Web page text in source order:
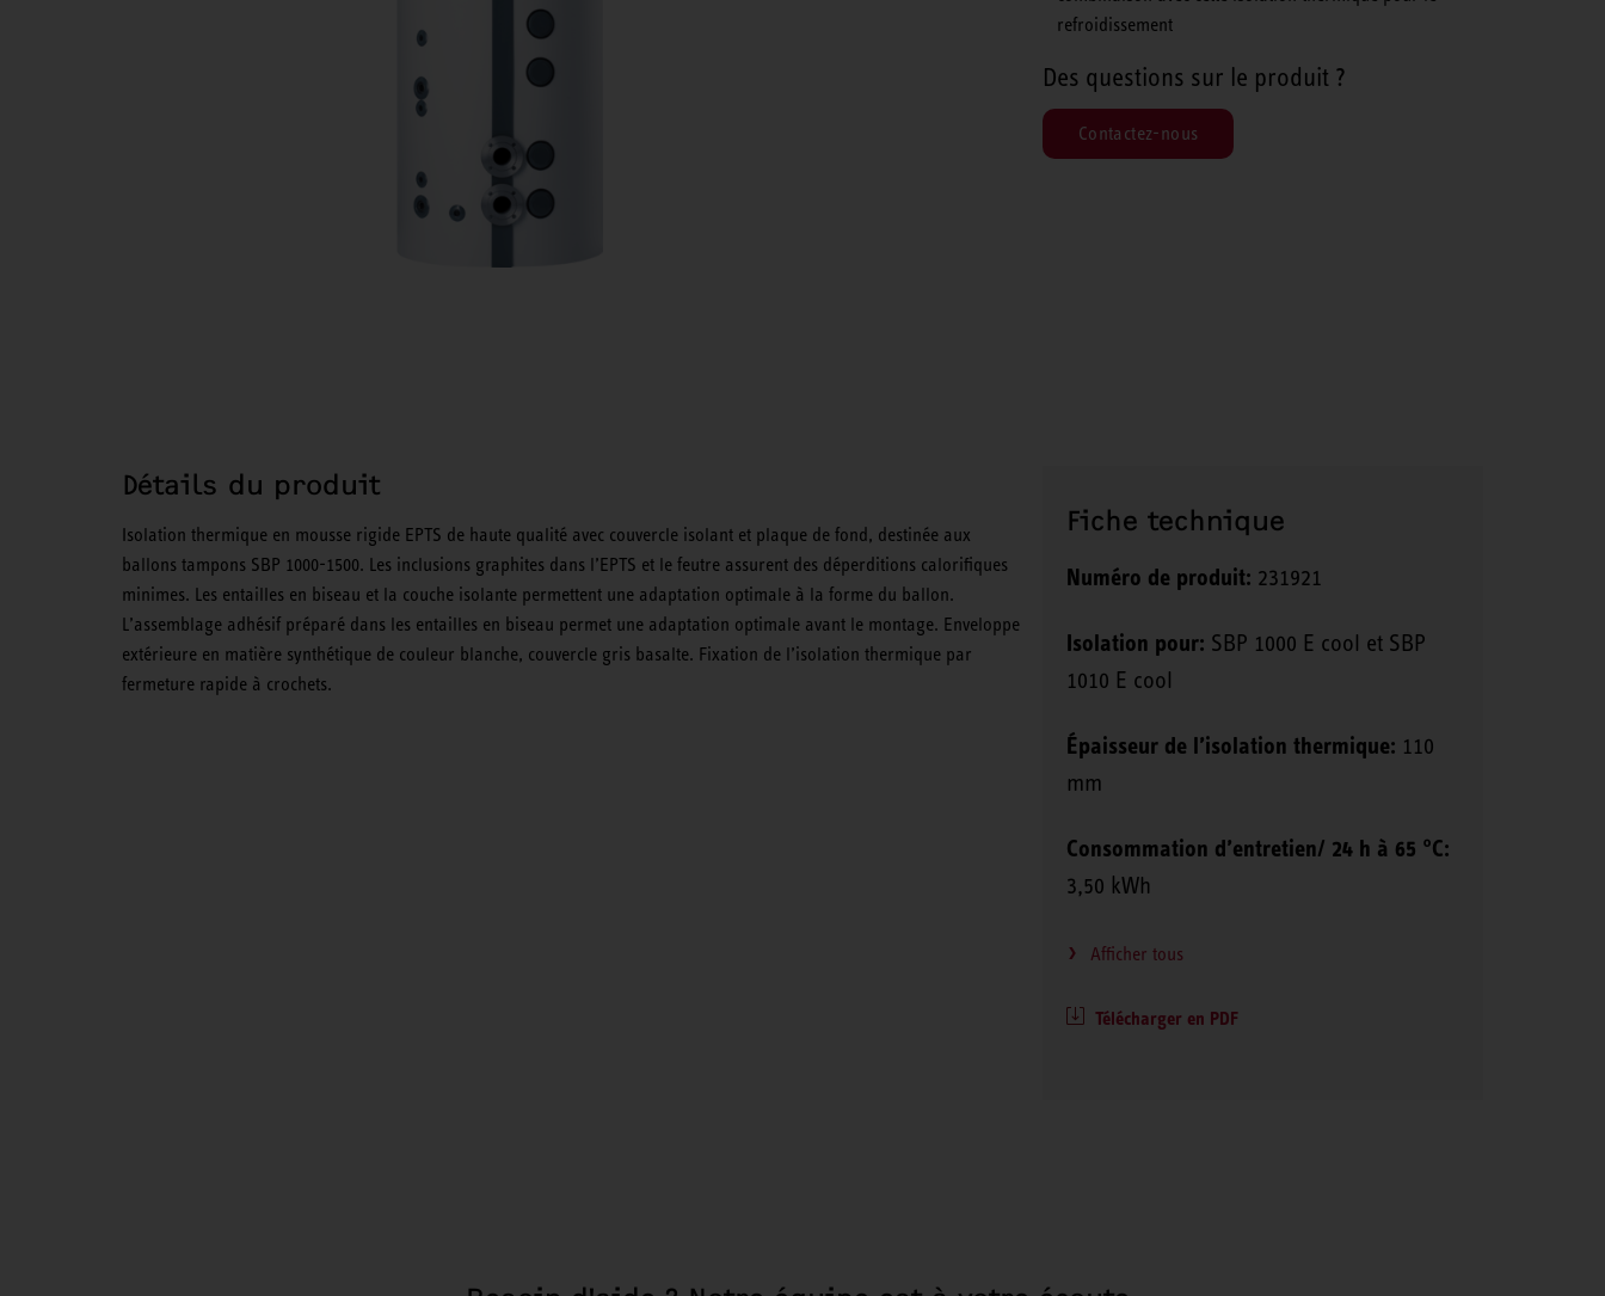
refroidissement
Des questions sur le produit ?
Contactez-nous
Détails du produit
Isolation thermique en mousse rigide EPTS de haute qualité avec couvercle isolant et plaque de fond, destinée aux
ballons tampons SBP 1000-1500. Les inclusions graphites dans l’EPTS et le feutre assurent des déperditions calorifiques
minimes. Les entailles en biseau et la couche isolante permettent une adaptation optimale à la forme du ballon.
L’assemblage adhésif préparé dans les entailles en biseau permet une adaptation optimale avant le montage. Enveloppe
extérieure en matière synthétique de couleur blanche, couvercle gris basalte. Fixation de l’isolation thermique par
fermeture rapide à crochets.
Fiche technique
Numéro de produit: 231921
Isolation pour: SBP 1000 E cool et SBP
1010 E cool
Épaisseur de l’isolation thermique: 110
mm
Consommation d’entretien/ 24 h à 65 °C:
3,50 kWh
Afficher tous
Télécharger en PDF